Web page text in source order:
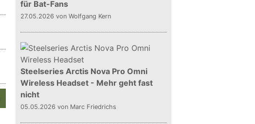
für Bat-Fans
27.05.2026 von Wolfgang Kern
Steelseries Arctis Nova Pro Omni
Wireless Headset - Mehr geht fast
nicht
05.05.2026 von Marc Friedrichs